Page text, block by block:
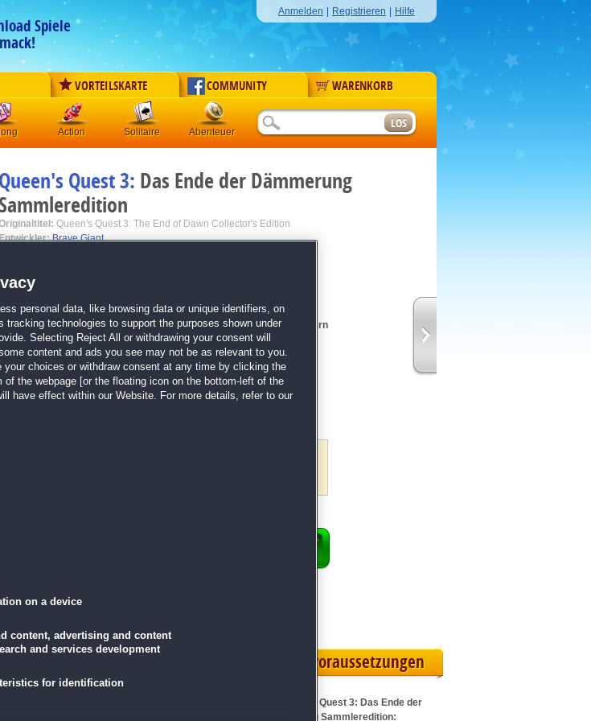
Spiele
Anmelden Registrieren Hilfe
VORTEILSKARTE COMMUNITY WARENKORB
Action Solitaire Abenteuer
Queen's Quest 3: Das Ende der Dämmerung
Queen's Quest 3: The End of Dawn Collector's Edition
Brave Giant
Erkunde eine unglaubliche Fantasiewelt voll von versteckten Wundern
Werde zum Meister der Magie and der berühmten Akademie der
Alchemie
Löse zahlreiche knifflige Puzzles und Minispiele
Genieße die lang ersehnte Fortsetzung des beliebten Wimmelbild-
MeisterstücksQueen’s Quest 2: Stories of Forgotten Past
Minuten lang kostenlos!
Systemvoraussetzungen
Für Queen's Quest 3: Das Ende der
Dämmerung Sammleredition:
personal data, like browsing data or unique identifiers, on
technologies to support the purposes shown under
Selecting Reject All or withdrawing your consent will
content and ads you see may not be as relevant to you.
choices or withdraw consent at any time by clicking the
of the webpage [or the floating icon on the bottom-left of the
have effect within our Website. For more details, refer to our
on a device
content, advertising and content
and services development
for identification